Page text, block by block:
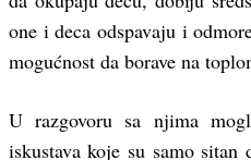
one i deca odspavaju i
mogućnost da borave na
U razgovoru sa njima
iskustava koje su samo sitan